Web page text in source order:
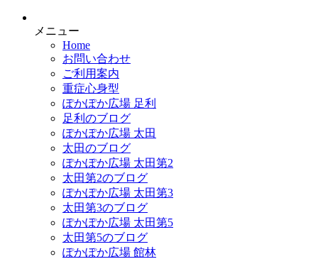
メニュー
Home
お問い合わせ
ご利用案内
重症心身型
ぽかぽか広場 足利
足利のブログ
ぽかぽか広場 太田
太田のブログ
ぽかぽか広場 太田第2
太田第2のブログ
ぽかぽか広場 太田第3
太田第3のブログ
ぽかぽか広場 太田第5
太田第5のブログ
ぽかぽか広場 館林